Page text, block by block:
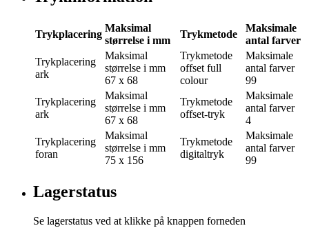
Trykplacering
Maksimal
størrelse i mm
Trykmetode
Maksimale
antal farver
Trykplacering
ark
Maksimal
størrelse i mm
67 x 68
Trykmetode
offset full
colour
Maksimale
antal farver
99
Trykplacering
ark
Maksimal
størrelse i mm
67 x 68
Trykmetode
offset-tryk
Maksimale
antal farver
4
Trykplacering
foran
Maksimal
størrelse i mm
75 x 156
Trykmetode
digitaltryk
Maksimale
antal farver
99
Lagerstatus
Se lagerstatus ved at klikke på knappen forneden